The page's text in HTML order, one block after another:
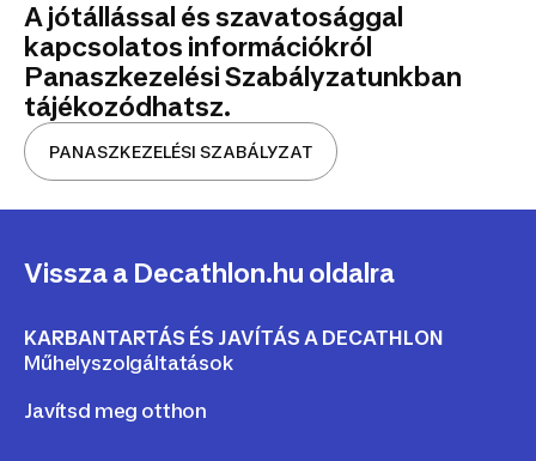
A jótállással és szavatosággal
kapcsolatos információkról
Panaszkezelési Szabályzatunkban
tájékozódhatsz.
PANASZKEZELÉSI SZABÁLYZAT
Vissza a Decathlon.hu oldalra
KARBANTARTÁS ÉS JAVÍTÁS A DECATHLON
Műhelyszolgáltatások
Javítsd meg otthon